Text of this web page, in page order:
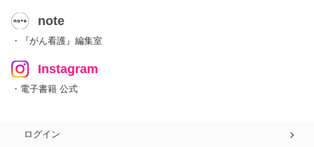
note
・『がん看護』編集室
Instagram
・電子書籍 公式
ログイン